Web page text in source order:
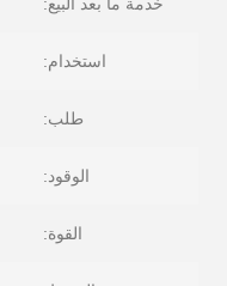
استخدام:
طلب:
الوقود:
القوة: